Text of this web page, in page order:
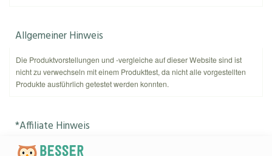
Allgemeiner Hinweis
Die Produktvorstellungen und -vergleiche auf dieser Website sind ist
nicht zu verwechseln mit einem Produkttest, da nicht alle vorgestellten
Produkte ausführlich getestet werden konnten.
*Affiliate Hinweis
Als Amazon-Partner verdient